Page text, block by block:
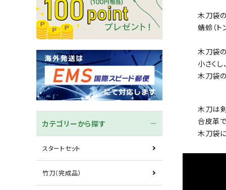
カテゴリーから探す
スタートセット
竹刀（完成品）
木刀袋
蜻蛉（
木刀袋
小さく
木刀袋
木刀は
合皮革
木刀袋